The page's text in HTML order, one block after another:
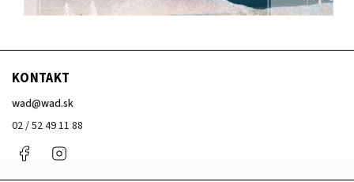
KONTAKT
wad@wad.sk
02 / 52 49 11 88
Facebook